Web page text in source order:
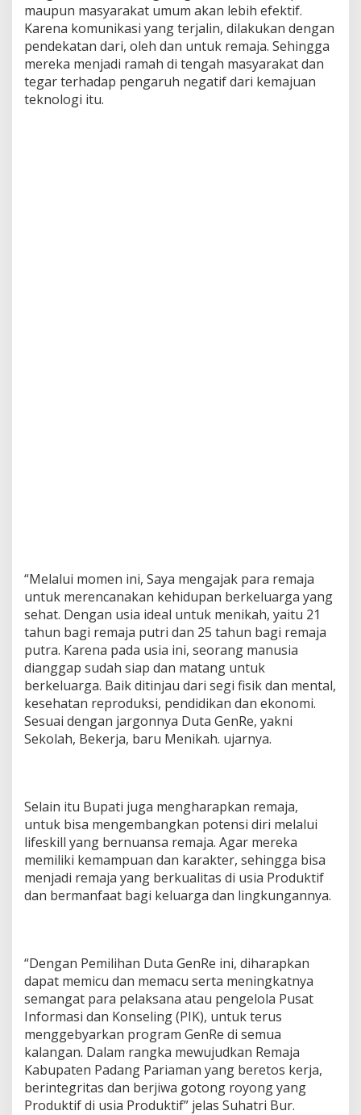
maupun masyarakat umum akan lebih efektif.
Karena komunikasi yang terjalin, dilakukan dengan
pendekatan dari, oleh dan untuk remaja. Sehingga
mereka menjadi ramah di tengah masyarakat dan
tegar terhadap pengaruh negatif dari kemajuan
teknologi itu.
“Melalui momen ini, Saya mengajak para remaja
untuk merencanakan kehidupan berkeluarga yang
sehat. Dengan usia ideal untuk menikah, yaitu 21
tahun bagi remaja putri dan 25 tahun bagi remaja
putra. Karena pada usia ini, seorang manusia
dianggap sudah siap dan matang untuk
berkeluarga. Baik ditinjau dari segi fisik dan mental,
kesehatan reproduksi, pendidikan dan ekonomi.
Sesuai dengan jargonnya Duta GenRe, yakni
Sekolah, Bekerja, baru Menikah. ujarnya.
Selain itu Bupati juga mengharapkan remaja,
untuk bisa mengembangkan potensi diri melalui
lifeskill yang bernuansa remaja. Agar mereka
memiliki kemampuan dan karakter, sehingga bisa
menjadi remaja yang berkualitas di usia Produktif
dan bermanfaat bagi keluarga dan lingkungannya.
“Dengan Pemilihan Duta GenRe ini, diharapkan
dapat memicu dan memacu serta meningkatnya
semangat para pelaksana atau pengelola Pusat
Informasi dan Konseling (PIK), untuk terus
menggebyarkan program GenRe di semua
kalangan. Dalam rangka mewujudkan Remaja
Kabupaten Padang Pariaman yang beretos kerja,
berintegritas dan berjiwa gotong royong yang
Produktif di usia Produktif” jelas Suhatri Bur.